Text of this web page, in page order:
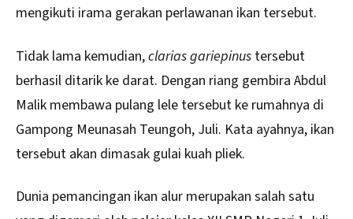
mengikuti irama gerakan perlawanan ikan tersebut.
Tidak lama kemudian,clarias gariepinus tersebut
berhasil ditarik ke darat. Dengan riang gembira Abdul
Malik membawa pulang lele tersebut ke rumahnya di
Gampong Meunasah Teungoh, Juli. Kata ayahnya, ikan
tersebut akan dimasak gulai kuah pliek.
Dunia pemancingan ikan alur merupakan salah satu